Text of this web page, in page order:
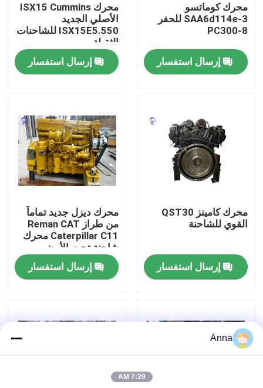
منزل
جولة في المعمل
اتصل بنا
طلب اقتباس
محرك فولفو
محرك كوماتسو
SAA6d114e-3 للحفر
PC300-8
إرسال استفسار
محرك ISX15 Cummins
الأصلي الجديد
ISX15E5.550 للشاحنات
الثقيلة
إرسال استفسار
محرك كامينز QST30
القوي للشاحنة
إرسال استفسار
محرك ديزل جديد تماماً
من طراز Reman CAT
Caterpillar C11 محرك
شاحنة تحت الأرض
إرسال استفسار
Anna
7:29 AM